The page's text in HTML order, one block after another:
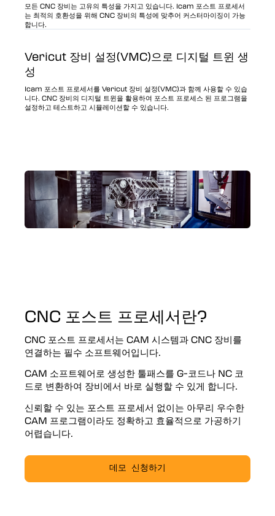
모든 CNC 장비는 고유의 특성을 가지고 있습니다. Icam 포스트 프로세서
는 최적의 호환성을 위해 CNC 장비의 특성에 맞추어 커스터마이징이 가능
합니다.
Vericut 장비 설정(VMC)으로 디지털 트윈 생
성
Icam 포스트 프로세서를 Vericut 장비 설정(VMC)과 함께 사용할 수 있습
니다. CNC 장비의 디지털 트윈을 활용하여 포스트 프로세스 된 프로그램을
설정하고 테스트하고 시뮬레이션할 수 있습니다.
CNC 포스트 프로세서란?
CNC 포스트 프로세서는 CAM 시스템과 CNC 장비를
연결하는 필수 소프트웨어입니다.
CAM 소프트웨어로 생성한 툴패스를 G-코드나 NC 코
드로 변환하여 장비에서 바로 실행할 수 있게 합니다.
신뢰할 수 있는 포스트 프로세서 없이는 아무리 우수한
CAM 프로그램이라도 정확하고 효율적으로 가공하기
어렵습니다.
데모 신청하기